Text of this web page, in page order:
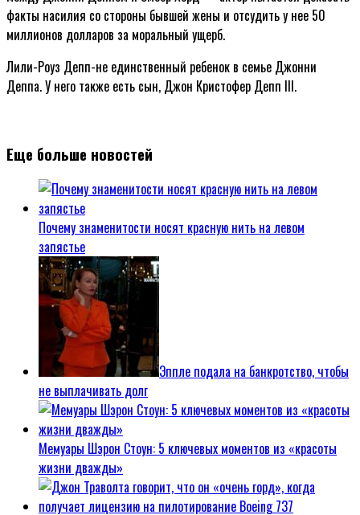
факты насилия со стороны бывшей жены и отсудить у нее 50
миллионов долларов за моральный ущерб.
Лили-Роуз Депп-не единственный ребенок в семье Джонни
Деппа. У него также есть сын, Джон Кристофер Депп III.
Еще больше новостей
Почему знаменитости носят красную нить на левом
запястье
Эппле подала на банкротство, чтобы
не выплачивать долг
Мемуары Шэрон Стоун: 5 ключевых моментов из «красоты
жизни дважды»